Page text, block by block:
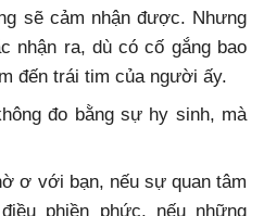
sẽ cảm nhận được. Nhưng
nhận ra, dù có cố gắng bao
đến trái tim của người ấy.
đo bằng sự hy sinh, mà
ơ với bạn, nếu sự quan tâm
phiền phức, nếu những